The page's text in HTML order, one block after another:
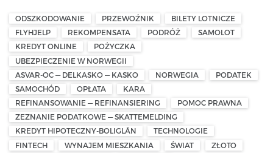
ODSZKODOWANIE PRZEWOŹNIK
BILETY LOTNICZE
FLYHJELP
REKOMPENSATA PODRÓŻ
SAMOLOT
KREDYT ONLINE
POŻYCZKA
UBEZPIECZENIE W NORWEGII
ASVAR-OC — DELKASKO — KASKO
NORWEGIA
PODATEK
SAMOCHÓD
OPŁATA
KARA
REFINANSOWANIE — REFINANSIERING
POMOC PRAWNA
ZEZNANIE PODATKOWE — SKATTEMELDING
KREDYT HIPOTECZNY-BOLIGLÅN
TECHNOLOGIE
FINTECH
WYNAJEM MIESZKANIA ŚWIAT
ZŁOTO